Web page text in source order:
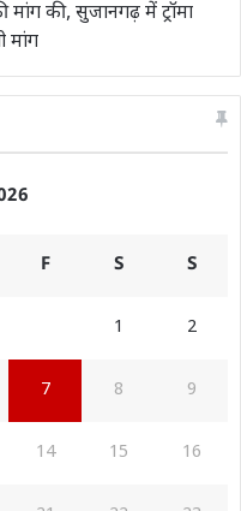
मांग की, सुजानगढ़ में ट्रॉमा
मांग
F S S
1 2
7 8 9
14 15 16